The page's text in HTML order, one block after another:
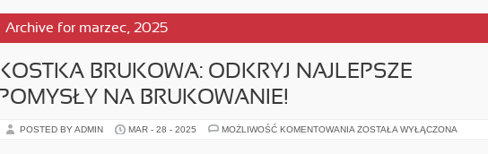
Archive for marzec, 2025
KOSTKA BRUKOWA: ODKRYJ NAJLEPSZE
POMYSŁY NA BRUKOWANIE!
POSTED BY ADMIN MAR - 28 - 2025 MOŻLIWOŚĆ KOMENTOWANIA KOSTKA
ZOSTAŁA WYŁĄCZONA